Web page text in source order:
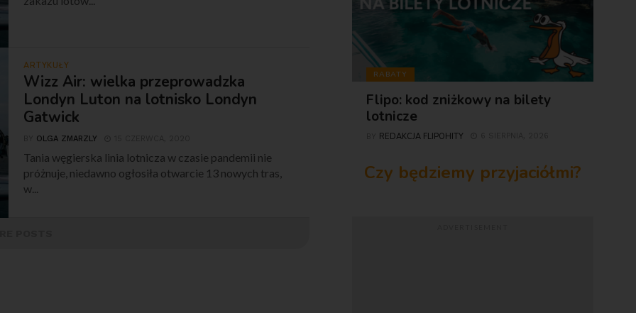
ARTYKUŁY
Wizz Air: wielka przeprowadzka
Londyn Luton na lotnisko Londyn
Gatwick
OLGA ZMARZLY
Tania węgierska linia lotnicza w czasie pandemii nie
próżnuje, niedawno ogłosiła otwarcie 13 nowych tras,
w...
RABATY
Flipo: kod zniżkowy na bilety
lotnicze
REDAKCJA FLIPOHITY
Czy będziemy przyjaciółmi?